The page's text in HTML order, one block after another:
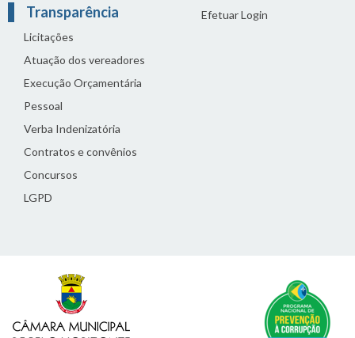
Transparência
Licitações
Atuação dos vereadores
Execução Orçamentária
Pessoal
Verba Indenizatória
Contratos e convênios
Concursos
LGPD
Efetuar Login